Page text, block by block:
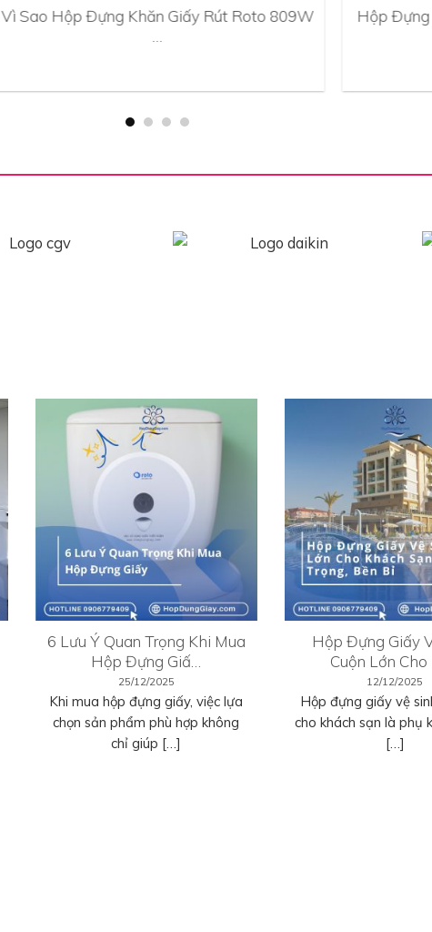
Vì Sao Hộp Đựng Khăn Giấy Rút Roto 809W
Hộp Đựng
6 Lưu Ý Quan Trọng Khi Mua
Hộp Đựng Giấ…
25/12/2025
Khi mua hộp đựng giấy, việc lựa
chọn sản phẩm phù hợp không
chỉ giúp […]
Hộp Đựng Giấy
Cuộn Lớn Cho
12/12/2025
Hộp đựng giấy vệ
cho khách sạn là phụ
[…]